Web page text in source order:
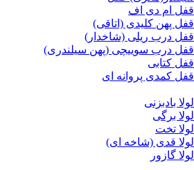
قفل ام دی اف
قفل پهن کلیدی (اتاقی)
قفل درب ریلی (شاخدار)
قفل درب سوییچی (پهن سیلندری)
قفل کتابی
قفل کمدی پروانه ای
لولا بادبزنی
لولا برگی
لولا تخت
لولا قدی (شاخه ای)
لولا گازور